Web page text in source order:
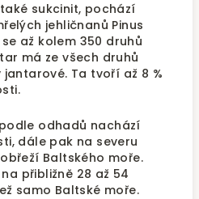
sukcinit, pochází
jehličnanů Pinus
až kolem 350 druhů
má ze všech druhů
Ta tvoří až 8 %
odhadů nachází
dále pak na severu
Baltského moře.
přibližně 28 až 54
samo Baltské moře.